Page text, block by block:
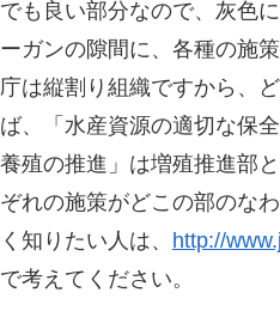
も良い部分なので、灰色
ガンの隙間に、各種の施
は縦割り組織ですから、
、「水産資源の適切な保
養殖の推進」は増殖推進部
れの施策がどこの部のな
知りたい人は、 http://
考えてください。